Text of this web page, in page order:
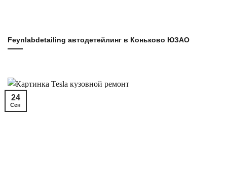
Feynlabdetailing автодетейлинг в Коньково ЮЗАО
24
Сен